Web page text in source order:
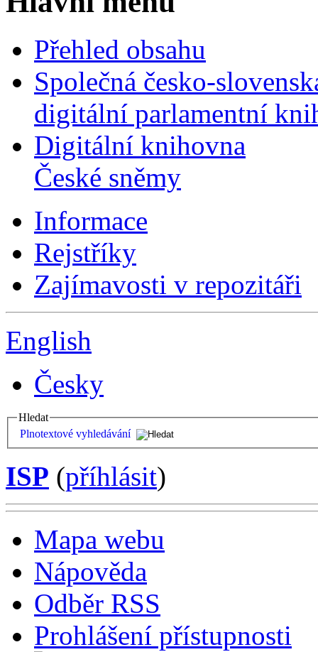
Přehled obsahu
Společná česko-
digitální parlamentní
Digitální knihovna
České sněmy
Informace
Rejstříky
Zajímavosti v repozitáři
English
Česky
Hledat
Plnotextové vyhledávání
ISP (příhlásit)
Mapa webu
Nápověda
Odběr RSS
Prohlášení přístupnosti